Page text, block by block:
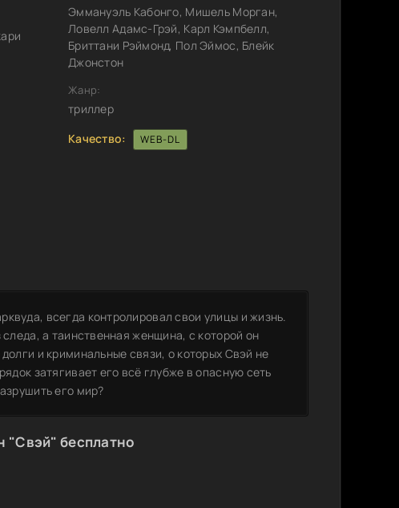
Эммануэль Кабонго, Мишель Морган,
Ловелл Адамс-Грэй, Карл Кэмпбелл,
Бриттани Рэймонд, Пол Эймос, Блейк
Джонстон
Жанр:
триллер
Качество:
WEB-DL
всегда контролировал свои улицы и жизнь.
а таинственная женщина, с которой он
и криминальные связи, о которых Свэй не
затягивает его всё глубже в опасную сеть
его мир?
"Свэй" бесплатно